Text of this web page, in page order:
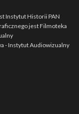
Instytut Historii PAN
jest Filmoteka
- Instytut Audiowizualny